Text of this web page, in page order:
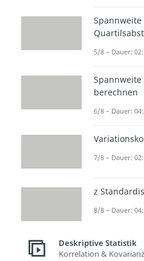
ausgedrückt
nur 5%der
ein Messwert
restlichen
Spannweite
5/8 – Dauer:
Spannweite
berechnen
6/8 – Dauer:
7/8 – Dauer:
z
8/8 – Dauer:
Deskriptive Statistik
Korrelation & Kovarianz